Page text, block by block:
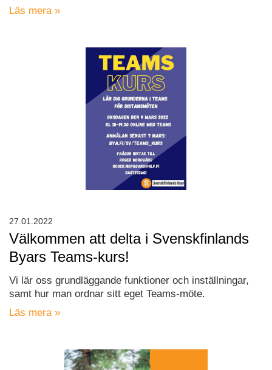
Läs mera »
Välkommen att delta i Svenskfinlands
Byars Teams-kurs!
Vi lär oss grundläggande funktioner och inställningar,
samt hur man ordnar sitt eget Teams-möte.
Läs mera »
27.01.2022